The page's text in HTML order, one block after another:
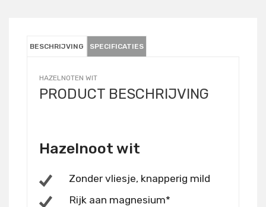
BESCHRIJVING SPECIFICATIES
HAZELNOTEN WIT
PRODUCT BESCHRIJVING
Hazelnoot wit
Zonder vliesje, knapperig mild
Rijk aan magnesium*